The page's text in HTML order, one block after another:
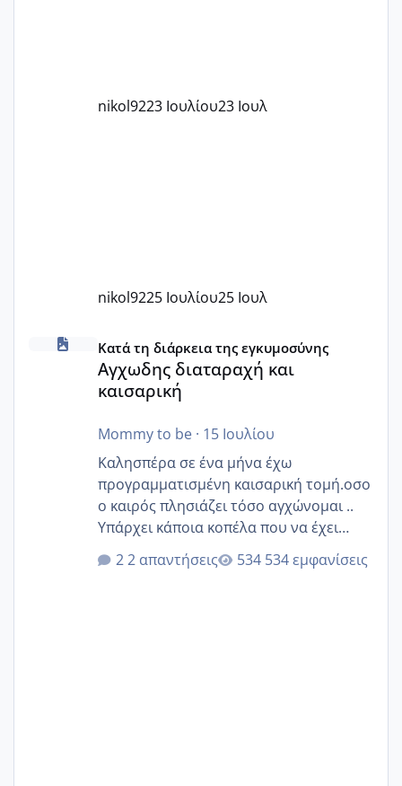
nikol9223 Ιουλίου23 Ιουλ
nikol9225 Ιουλίου25 Ιουλ
Αγχωδης διαταραχή και καισαρική
Κατά τη διάρκεια της εγκυμοσύνης
Αγχωδης διαταραχή και
καισαρική
Mommy to be· 15 Ιουλίου
Καλησπέρα σε ένα μήνα έχω
προγραμματισμένη καισαρική τομή.οσο
ο καιρός πλησιάζει τόσο αγχώνομαι ..
Υπάρχει κάποια κοπέλα που να έχει
παρόμοιο ιστορικό να μας πει την
εμπειρία της;Να σημειώσω είναι η
2 απαντήσεις 534 εμφανίσεις